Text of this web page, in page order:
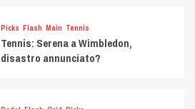
Picks Flash Main Tennis
Tennis: Serena a Wimbledon,
disastro annunciato?